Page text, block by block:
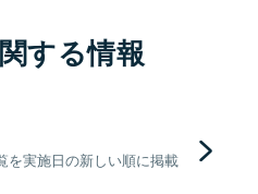
する情報
を実施日の新しい順に掲載